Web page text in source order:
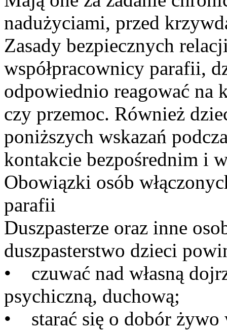
nadużyciami, przed
Zasady bezpiecznych
współpracownicy parafii,
odpowiednio reagować na
czy przemoc. Również
poniższych wskazań
kontakcie bezpośrednim i
Obowiązki osób
parafii
Duszpasterze oraz inne
duszpasterstwo dzieci
• czuwać nad własną
psychiczną, duchową;
• starać się o dobór żywo